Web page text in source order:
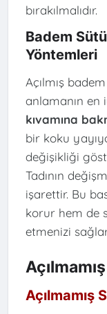
bırakılmalıdır.
Badem
Yöntemleri
Açılmış
anlamanın en
kıvamına
bir koku
değişikliği
Tadının
işarettir. Bu
korur hem de
etmenizi
Açılmamış